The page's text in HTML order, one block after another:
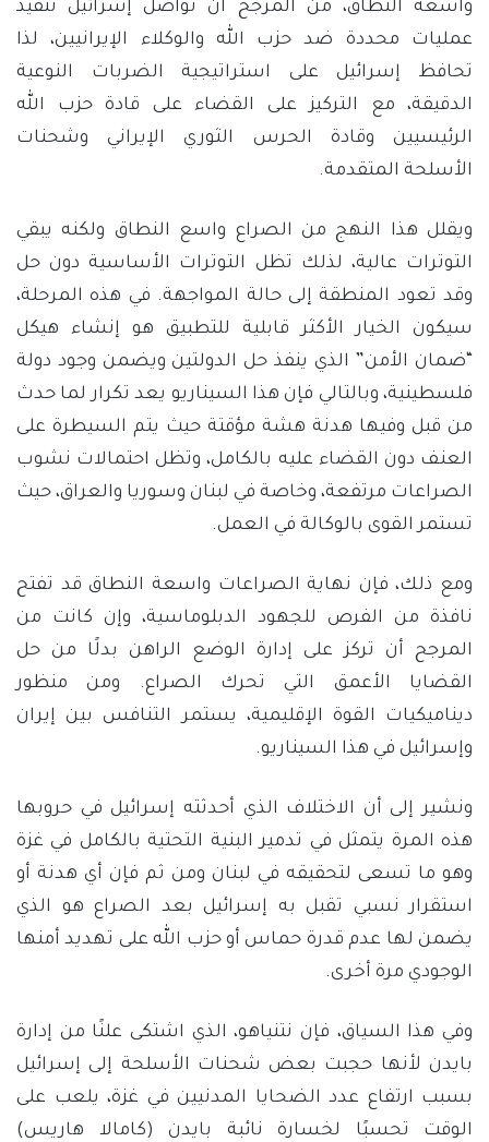
واسعة النطاق، من المرجح أن تواصل إسرائيل تنفيذ
عمليات محددة ضد حزب الله والوكلاء الإيرانيين، لذا
تحافظ إسرائيل على استراتيجية الضربات النوعية
الدقيقة، مع التركيز على القضاء على قادة حزب الله
الرئيسيين وقادة الحرس الثوري الإيراني وشحنات
الأسلحة المتقدمة.
ويقلل هذا النهج من الصراع واسع النطاق ولكنه يبقي
التوترات عالية، لذلك تظل التوترات الأساسية دون حل
وقد تعود المنطقة إلى حالة المواجهة. في هذه المرحلة،
سيكون الخيار الأكثر قابلية للتطبيق هو إنشاء هيكل
“ضمان الأمن” الذي ينفذ حل الدولتين ويضمن وجود دولة
فلسطينية، وبالتالي فإن هذا السيناريو يعد تكرار لما حدث
من قبل وفيها هدنة هشة مؤقتة حيث يتم السيطرة على
العنف دون القضاء عليه بالكامل، وتظل احتمالات نشوب
الصراعات مرتفعة، وخاصة في لبنان وسوريا والعراق، حيث
تستمر القوى بالوكالة في العمل.
ومع ذلك، فإن نهاية الصراعات واسعة النطاق قد تفتح
نافذة من الفرص للجهود الدبلوماسية، وإن كانت من
المرجح أن تركز على إدارة الوضع الراهن بدلًا من حل
القضايا الأعمق التي تحرك الصراع. ومن منظور
ديناميكيات القوة الإقليمية، يستمر التنافس بين إيران
وإسرائيل في هذا السيناريو.
ونشير إلى أن الاختلاف الذي أحدثته إسرائيل في حروبها
هذه المرة يتمثل في تدمير البنية التحتية بالكامل في غزة
وهو ما تسعى لتحقيقه في لبنان ومن ثم فإن أي هدنة أو
استقرار نسبي تقبل به إسرائيل بعد الصراع هو الذي
يضمن لها عدم قدرة حماس أو حزب الله على تهديد أمنها
الوجودي مرة أخرى.
وفي هذا السياق، فإن نتنياهو، الذي اشتكى علنًا من إدارة
بايدن لأنها حجبت بعض شحنات الأسلحة إلى إسرائيل
بسبب ارتفاع عدد الضحايا المدنيين في غزة، يلعب على
الوقت تحسبًا لخسارة نائبة بايدن (كامالا هاريس)